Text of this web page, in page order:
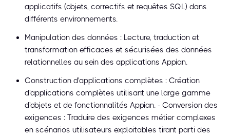
applicatifs (objets, correctifs et requêtes SQL) dans
différents environnements.
Manipulation des données : Lecture, traduction et
transformation efficaces et sécurisées des données
relationnelles au sein des applications Appian.
Construction d'applications complètes : Création
d'applications complètes utilisant une large gamme
d'objets et de fonctionnalités Appian. - Conversion des
exigences : Traduire des exigences métier complexes
en scénarios utilisateurs exploitables tirant parti des